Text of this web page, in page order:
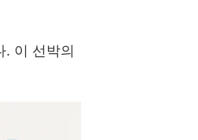
. 이 선박의